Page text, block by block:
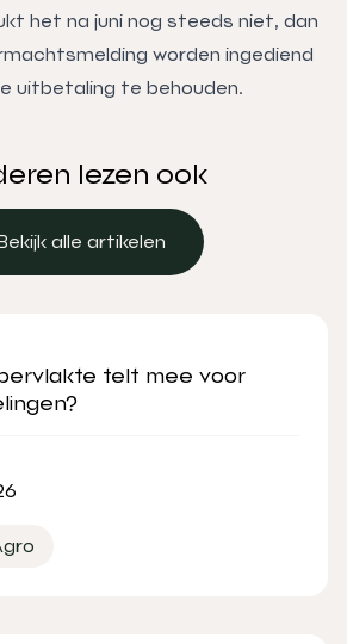
het na juni nog steeds niet, dan
worden ingediend
uitbetaling te behouden.
lezen ook
alle artikelen
telt mee voor